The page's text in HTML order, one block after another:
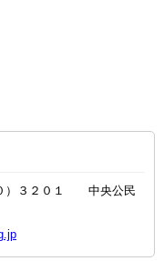
）３２０１ 中央公民